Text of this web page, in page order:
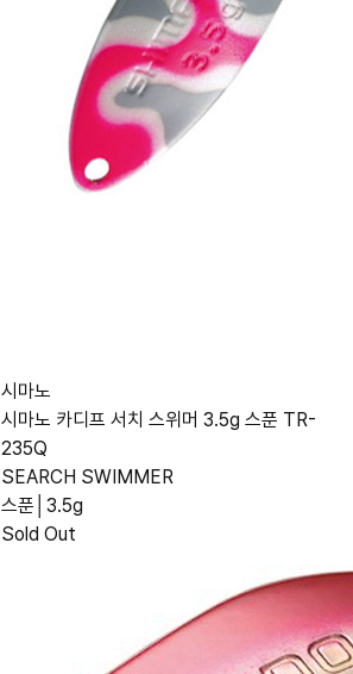
시마노
시마노 카디프 서치 스위머 3.5g 스푼 TR-
235Q
SEARCH SWIMMER
스푼│3.5g
Sold Out